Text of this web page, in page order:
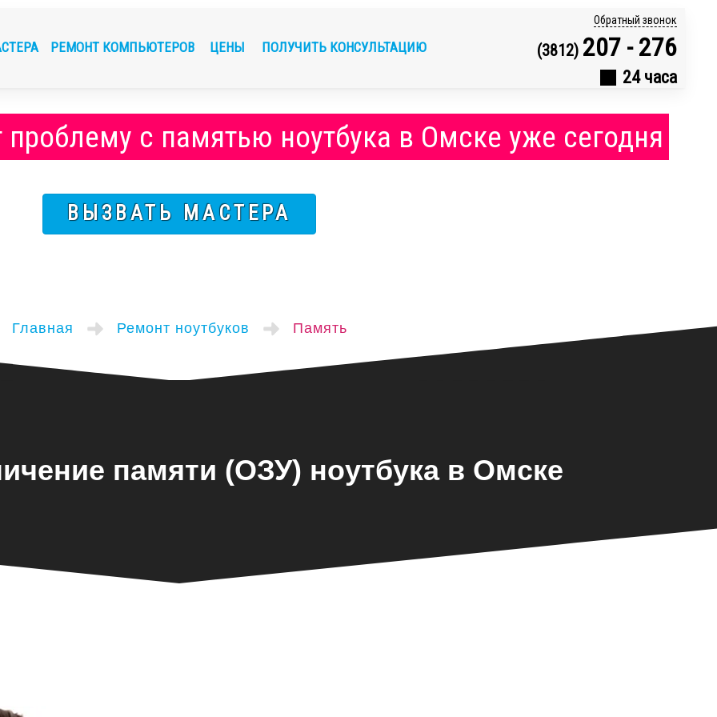
Обратный звонок
(3812) 207 - 276
24 часа
РЕМОНТ КОМПЬЮТЕРОВ ЦЕНЫ ПОЛУЧИТЬ КОНСУЛЬТАЦИЮ
с памятью ноутбука в Омске уже сегодня
ВЫЗВАТЬ МАСТЕРА
Главная Ремонт ноутбуков Память
памяти (ОЗУ) ноутбука в Омске